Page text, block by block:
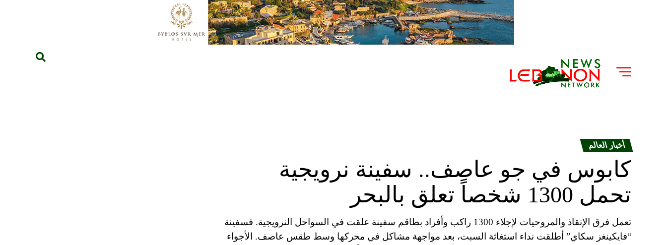
أخبار العالم
كابوس في جو عاصف.. سفينة نرويجية
تحمل 1300 شخصاً تعلق بالبحر
تعمل فرق الإنقاذ والمروحيات لإجلاء 1300 راكب وأفراد بطاقم سفينة علقت في السواحل النرويجية. فسفينة
“فايكينغز سكاي” أطلقت نداء استغاثة السبت، بعد مواجهة مشاكل في محركها وسط طقس عاصف. الأجواء